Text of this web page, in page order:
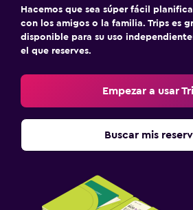
Buffet infantil
Carriolas
Barreras de seguridad para niños
Estacionamiento y transporte
Traslado al aeropuerto (con cargos)
Hacemos que sea súper fácil
con los amigos o la familia. Trips es
disponible para su uso
el que reserves.
Empezar a usar
Buscar mis